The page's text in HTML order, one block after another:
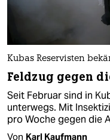
Kubas Reservisten
Feldzug gegen
Seit Februar sind in
unterwegs. Mit
pro Woche gegen die
Von Karl Kaufmann